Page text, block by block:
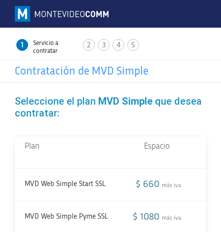
1
Servicio a
contratar
2 3 4 5
Contratación de MVD Simple
Seleccione el plan MVD Simple que desea
contratar:
Plan Espacio
MVD Web Simple Start SSL $ 660 más iva
MVD Web Simple Pyme SSL $ 1080 más iva